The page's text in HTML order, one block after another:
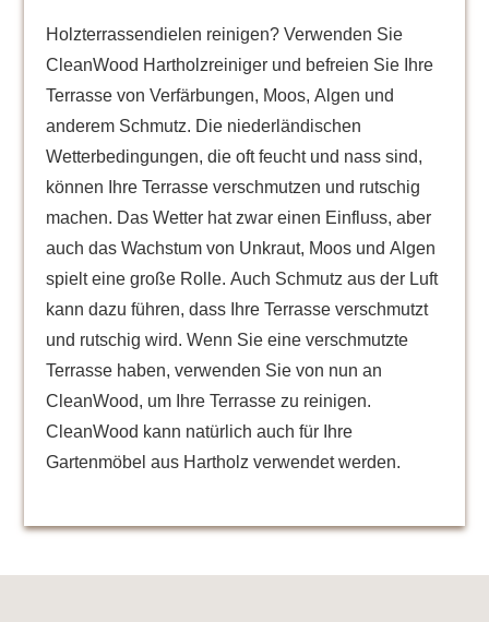
Holzterrassendielen reinigen? Verwenden Sie
CleanWood Hartholzreiniger und befreien Sie Ihre
Terrasse von Verfärbungen, Moos, Algen und
anderem Schmutz. Die niederländischen
Wetterbedingungen, die oft feucht und nass sind,
können Ihre Terrasse verschmutzen und rutschig
machen. Das Wetter hat zwar einen Einfluss, aber
auch das Wachstum von Unkraut, Moos und Algen
spielt eine große Rolle. Auch Schmutz aus der Luft
kann dazu führen, dass Ihre Terrasse verschmutzt
und rutschig wird. Wenn Sie eine verschmutzte
Terrasse haben, verwenden Sie von nun an
CleanWood, um Ihre Terrasse zu reinigen.
CleanWood kann natürlich auch für Ihre
Gartenmöbel aus Hartholz verwendet werden.